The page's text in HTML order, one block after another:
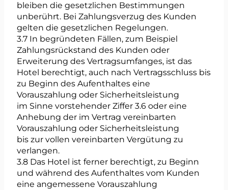
bleiben die gesetzlichen Bestimmungen
unberührt. Bei Zahlungsverzug des Kunden
gelten die gesetzlichen Regelungen.
3.7 In begründeten Fällen, zum Beispiel
Zahlungsrückstand des Kunden oder
Erweiterung des Vertragsumfanges, ist das
Hotel berechtigt, auch nach Vertragsschluss bis
zu Beginn des Aufenthaltes eine
Vorauszahlung oder Sicherheitsleistung
im Sinne vorstehender Ziffer 3.6 oder eine
Anhebung der im Vertrag vereinbarten
Vorauszahlung oder Sicherheitsleistung
bis zur vollen vereinbarten Vergütung zu
verlangen.
3.8 Das Hotel ist ferner berechtigt, zu Beginn
und während des Aufenthaltes vom Kunden
eine angemessene Vorauszahlung